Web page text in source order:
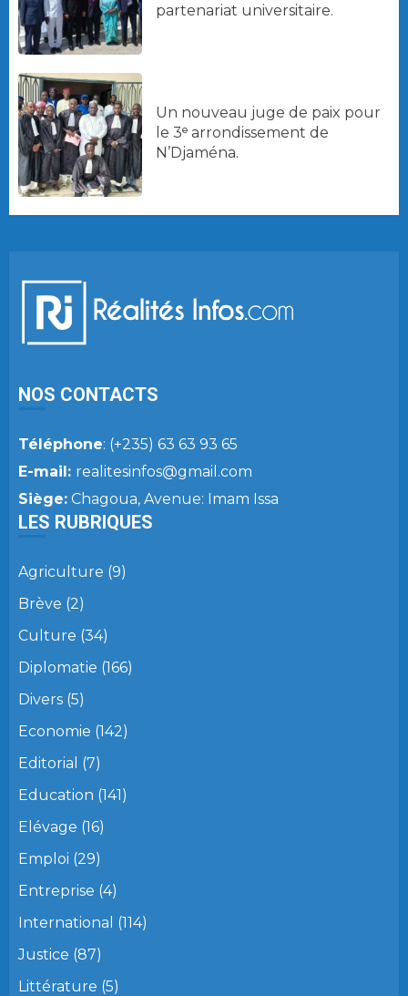
partenariat universitaire.
Un nouveau juge de paix pour
le 3ᵉ arrondissement de
N’Djaména.
NOS CONTACTS
Téléphone: (+235) 63 63 93 65
E-mail: realitesinfos@gmail.com
Siège: Chagoua, Avenue: Imam Issa
LES RUBRIQUES
Agriculture (9)
Brève (2)
Culture (34)
Diplomatie (166)
Divers (5)
Economie (142)
Editorial (7)
Education (141)
Elévage (16)
Emploi (29)
Entreprise (4)
International (114)
Justice (87)
Littérature (5)